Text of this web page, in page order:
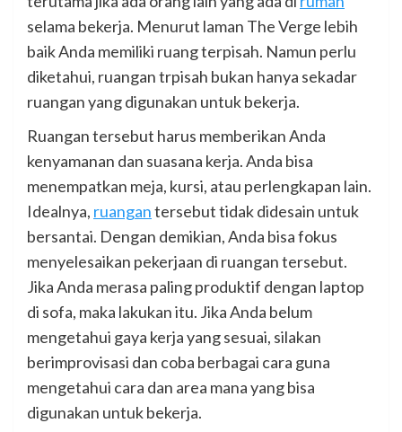
selama bekerja. Menurut laman The Verge lebih
baik Anda memiliki ruang terpisah. Namun perlu
diketahui, ruangan trpisah bukan hanya sekadar
ruangan yang digunakan untuk bekerja.
Ruangan tersebut harus memberikan Anda
kenyamanan dan suasana kerja. Anda bisa
menempatkan meja, kursi, atau perlengkapan lain.
Idealnya, ruangantersebut tidak didesain untuk
bersantai. Dengan demikian, Anda bisa fokus
menyelesaikan pekerjaan di ruangan tersebut.
Jika Anda merasa paling produktif dengan laptop
di sofa, maka lakukan itu. Jika Anda belum
mengetahui gaya kerja yang sesuai, silakan
berimprovisasi dan coba berbagai cara guna
mengetahui cara dan area mana yang bisa
digunakan untuk bekerja.